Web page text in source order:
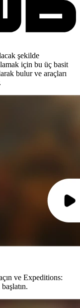
şekilde
için bu üç basit
bulur ve araçları
ve Expeditions: